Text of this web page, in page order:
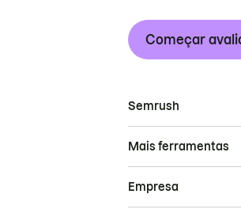
Começar
Semrush
Mais ferramentas
Empresa